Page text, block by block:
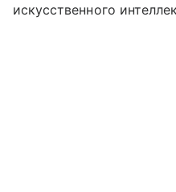
искусственного